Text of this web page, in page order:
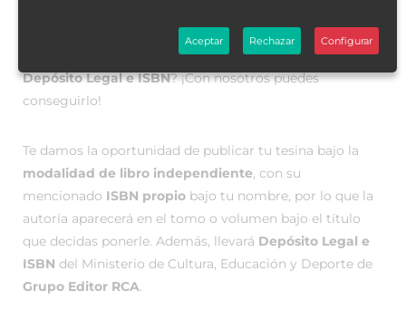
¿Quieres publicar tu tesina? ¿Te gustaría tener tu trabajo
formato libro, publicado en una editorial y con
Depósito Legal e ISBN? ¡Con nosotros puedes
conseguirlo!
Te damos la oportunidad de publicar tu tesina bajo la
modalidad de libro independiente, con su
mencionado ISBN propio bajo tu nombre, por lo que la
autoría aparecerá en el tomo o volumen bajo el título
que decidas ponerle. Además, llevará Depósito Legal e
ISBN del Ministerio de Cultura, Educación y Deporte de
Grupo Editor RCA.
Aceptar Rechazar Configurar